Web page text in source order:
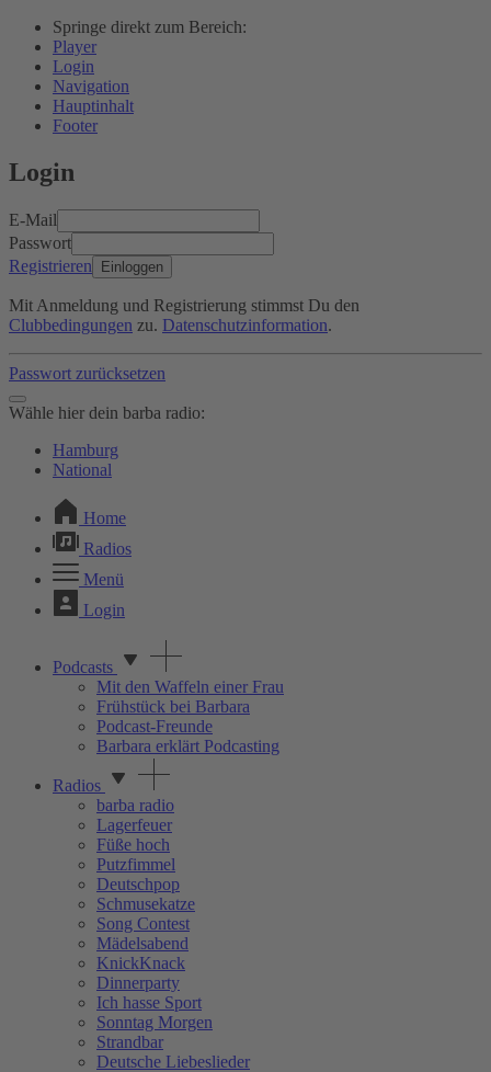
Springe direkt zum Bereich:
Player
Login
Navigation
Hauptinhalt
Footer
Login
E-Mail
Passwort
Registrieren
Einloggen
Mit Anmeldung und Registrierung stimmst Du den
Clubbedingungen zu. Datenschutzinformation.
Passwort zurücksetzen
Wähle hier dein barba radio:
Hamburg
National
Home
Radios
Menü
Login
Podcasts
Mit den Waffeln einer Frau
Frühstück bei Barbara
Podcast-Freunde
Barbara erklärt Podcasting
Radios
barba radio
Lagerfeuer
Füße hoch
Putzfimmel
Deutschpop
Schmusekatze
Song Contest
Mädelsabend
KnickKnack
Dinnerparty
Ich hasse Sport
Sonntag Morgen
Strandbar
Deutsche Liebeslieder